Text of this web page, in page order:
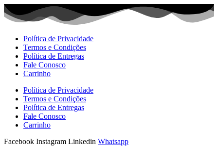
Ir
para
Política de Privacidade
Termos e Condições
Política de Entregas
Fale Conosco
Carrinho
Política de Privacidade
Termos e Condições
Política de Entregas
Fale Conosco
Carrinho
Facebook Instagram Linkedin Whatsapp